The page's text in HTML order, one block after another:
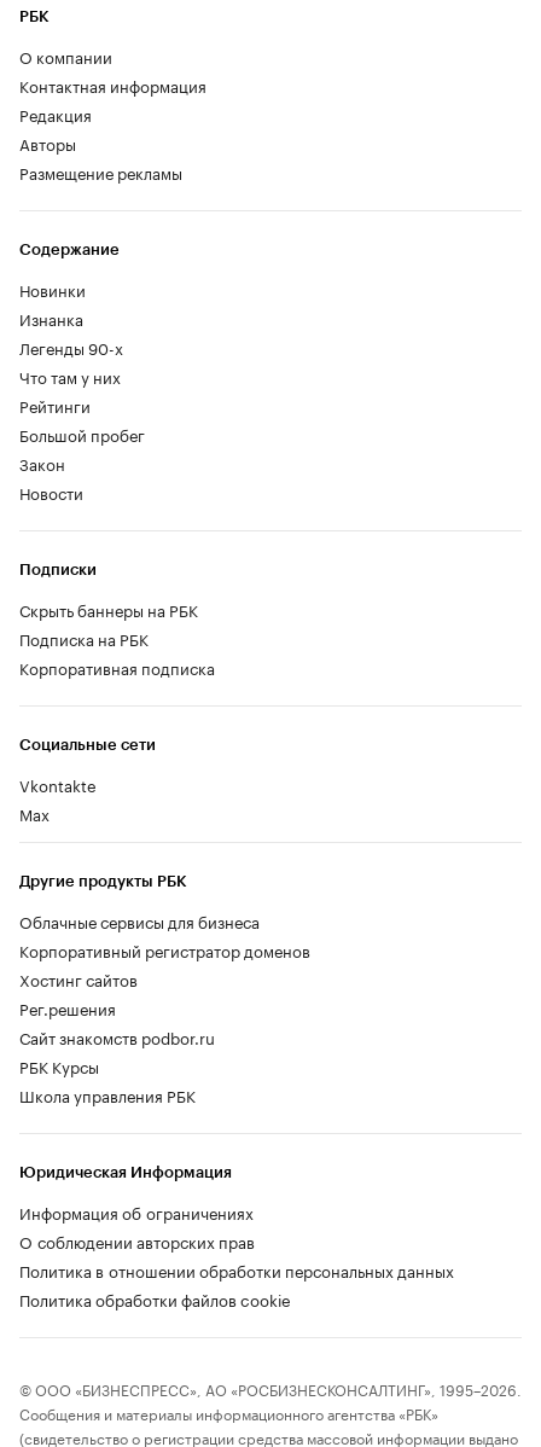
РБК
О компании
Контактная информация
Редакция
Авторы
Размещение рекламы
Содержание
Новинки
Изнанка
Легенды 90-х
Что там у них
Рейтинги
Большой пробег
Закон
Новости
Социальные сети
Vkontakte
Max
Другие продукты РБК
Облачные сервисы для бизнеса
Корпоративный регистратор доменов
Хостинг сайтов
Рег.решения
Сайт знакомств podbor.ru
РБК Курсы
Школа управления РБК
Подписки
Скрыть баннеры на РБК
Подписка на РБК
Корпоративная подписка
Юридическая Информация
Информация об ограничениях
О соблюдении авторских прав
Политика в отношении обработки персональных данных
Политика обработки файлов cookie
© ООО «БИЗНЕСПРЕСС», АО «РОСБИЗНЕСКОНСАЛТИНГ», 1995–2026.
Сообщения и материалы информационного агентства «РБК»
(свидетельство о регистрации средства массовой информации выдано